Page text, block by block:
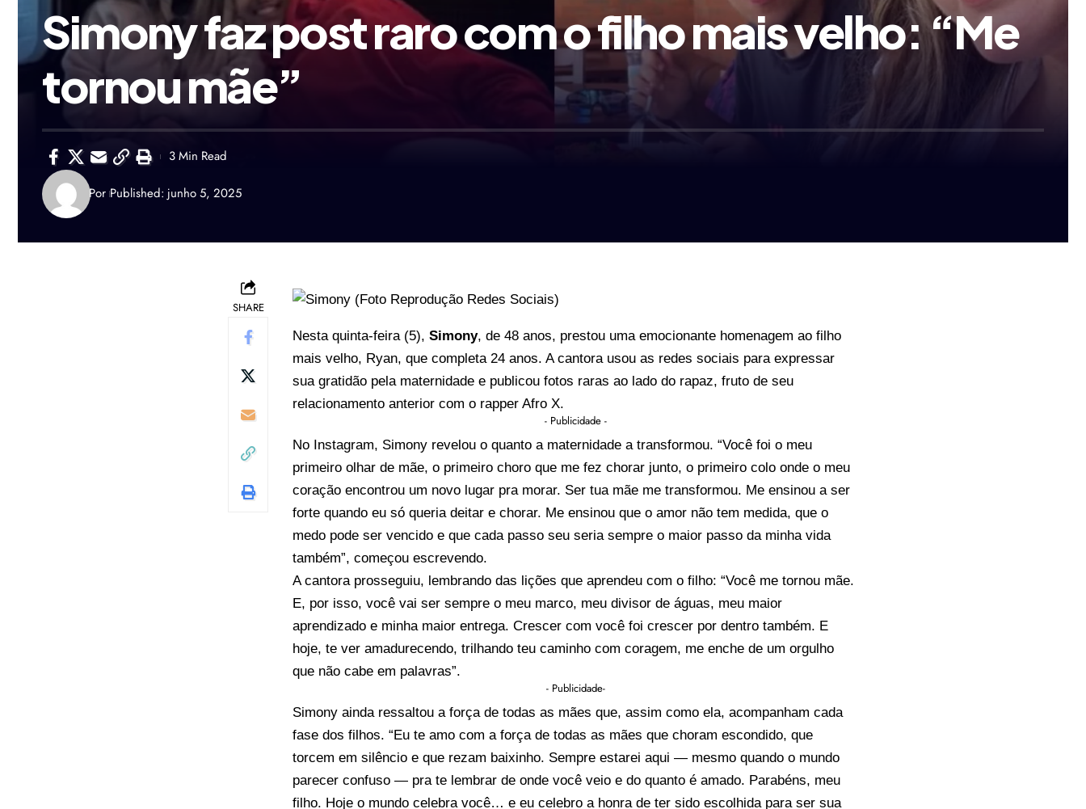
Simony faz post raro com o filho mais velho: “Me
tornou mãe”
Por Published: junho 5, 2025
3 Min Read
SHARE
Nesta quinta-feira (5), Simony, de 48 anos, prestou uma emocionante homenagem ao filho
mais velho, Ryan, que completa 24 anos. A cantora usou as redes sociais para expressar
sua gratidão pela maternidade e publicou fotos raras ao lado do rapaz, fruto de seu
relacionamento anterior com o rapper Afro X.
- Publicidade -
No Instagram, Simony revelou o quanto a maternidade a transformou. “Você foi o meu
primeiro olhar de mãe, o primeiro choro que me fez chorar junto, o primeiro colo onde o meu
coração encontrou um novo lugar pra morar. Ser tua mãe me transformou. Me ensinou a ser
forte quando eu só queria deitar e chorar. Me ensinou que o amor não tem medida, que o
medo pode ser vencido e que cada passo seu seria sempre o maior passo da minha vida
também”, começou escrevendo.
A cantora prosseguiu, lembrando das lições que aprendeu com o filho: “Você me tornou mãe.
E, por isso, você vai ser sempre o meu marco, meu divisor de águas, meu maior
aprendizado e minha maior entrega. Crescer com você foi crescer por dentro também. E
hoje, te ver amadurecendo, trilhando teu caminho com coragem, me enche de um orgulho
que não cabe em palavras”.
- Publicidade-
Simony ainda ressaltou a força de todas as mães que, assim como ela, acompanham cada
fase dos filhos. “Eu te amo com a força de todas as mães que choram escondido, que
torcem em silêncio e que rezam baixinho. Sempre estarei aqui — mesmo quando o mundo
parecer confuso — pra te lembrar de onde você veio e do quanto é amado. Parabéns, meu
filho. Hoje o mundo celebra você… e eu celebro a honra de ter sido escolhida para ser sua